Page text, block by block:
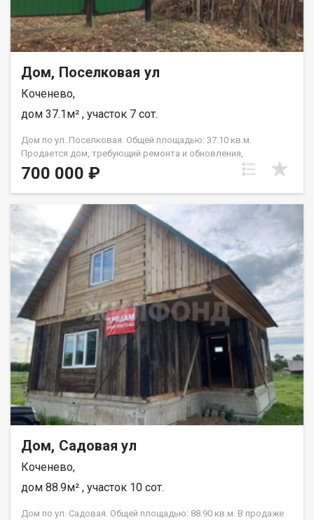
Дом, Поселковая ул
Коченево,
дом 37.1м² , участок 7 сот.
Дом по ул. Поселковая. Общей площадью: 37.10 кв.м.
Продается дом, требующий ремонта и обновления,
расположенный на участке земли с безграничным
потенциалом для ландшафтного дизайна и садоводства. Это
идеальная возможность для тех, кто ищет проект, чтобы
воплотить свои мечты о загородной жизни в реальность.
Дом обеспечен всеми необходимыми коммуникациями:
централизованное водоснабжение и электричество. Газ -
труба рядом с участком. Это значительно упрощает процесс
ремонта и модернизации, позволяя сосредоточиться на
создании комфортного и современного пространства для
жизни. Быстрый выход на сделку ! Возможен обмен на вашу
недвижимость. Возможна продажа в рассрочку. При звонке,
пожалуйста, сообщите номер варианта - JV080541104833.
700 000 ₽
Дом, Садовая ул
Коченево,
дом 88.9м² , участок 10 сот.
Дом по ул. Садовая. Общей площадью: 88.90 кв.м. В продаже